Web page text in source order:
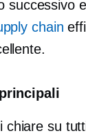
successivo
chain
chiare su